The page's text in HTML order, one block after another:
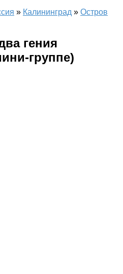
» Калининград » Остров
гения
группе)